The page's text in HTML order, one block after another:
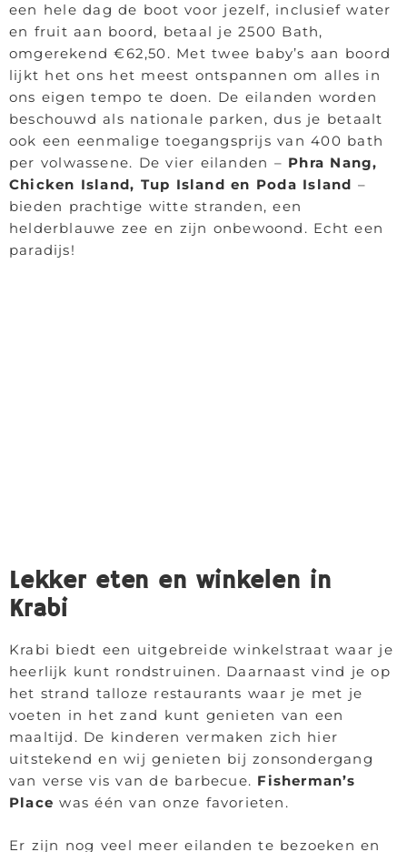
een hele dag de boot voor jezelf, inclusief water
en fruit aan boord, betaal je 2500 Bath,
omgerekend €62,50. Met twee baby’s aan boord
lijkt het ons het meest ontspannen om alles in
ons eigen tempo te doen. De eilanden worden
beschouwd als nationale parken, dus je betaalt
ook een eenmalige toegangsprijs van 400 bath
per volwassene. De vier eilanden – Phra Nang,
Chicken Island, Tup Island en Poda Island –
bieden prachtige witte stranden, een
helderblauwe zee en zijn onbewoond. Echt een
paradijs!
Lekker eten en winkelen in
Krabi
Krabi biedt een uitgebreide winkelstraat waar je
heerlijk kunt rondstruinen. Daarnaast vind je op
het strand talloze restaurants waar je met je
voeten in het zand kunt genieten van een
maaltijd. De kinderen vermaken zich hier
uitstekend en wij genieten bij zonsondergang
van verse vis van de barbecue. Fisherman’s
Place was één van onze favorieten.
Er zijn nog veel meer eilanden te bezoeken en